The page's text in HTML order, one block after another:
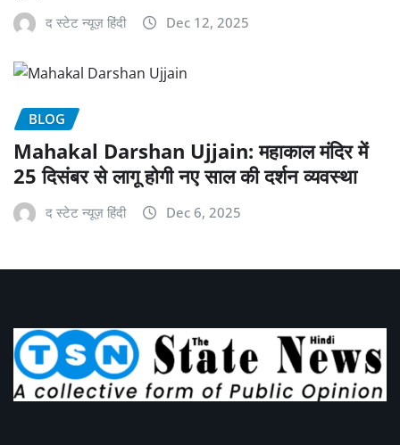
द स्टेट न्यूज़ हिंदी Dec 12, 2025
BLOG
Mahakal Darshan Ujjain: महाकाल मंदिर में
25 दिसंबर से लागू होगी नए साल की दर्शन व्यवस्था
द स्टेट न्यूज़ हिंदी Dec 6, 2025